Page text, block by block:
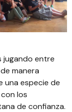
jugando entre
manera
una especie de
los
de confianza.